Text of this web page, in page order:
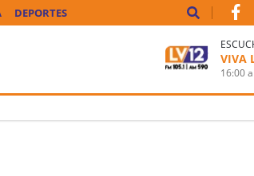
DEPORTES
VIVA
16:00a